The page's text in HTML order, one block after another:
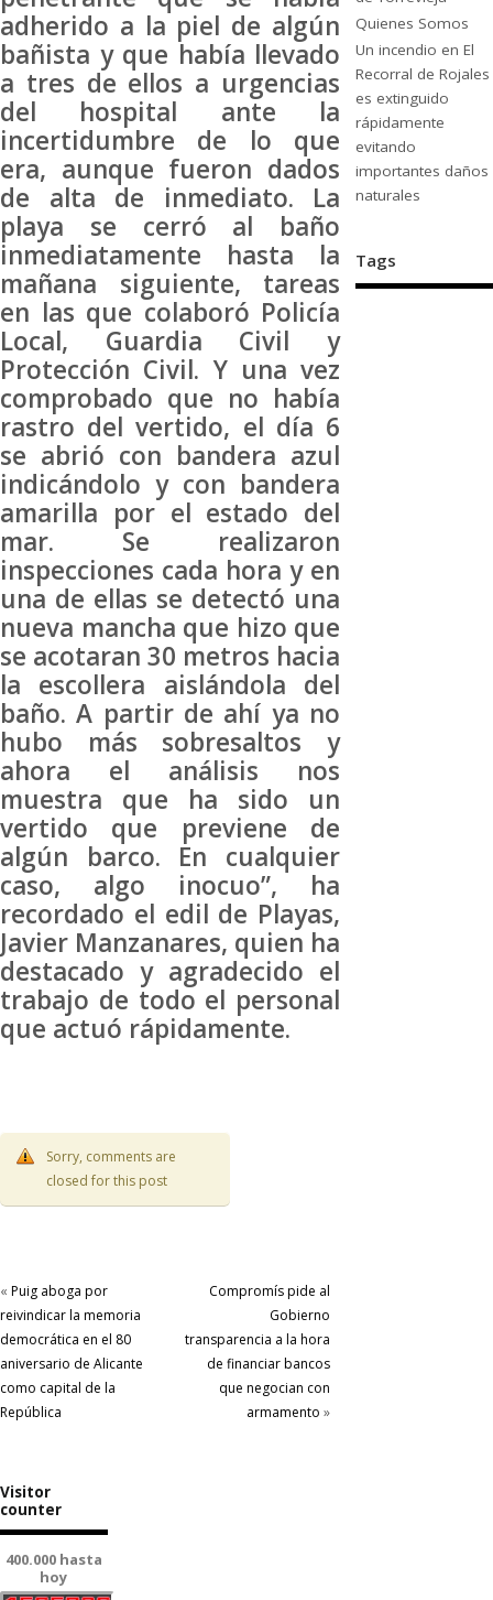
adherido a la piel de algún
bañista y que había llevado
a tres de ellos a urgencias
del hospital ante la
incertidumbre de lo que
era, aunque fueron dados
de alta de inmediato. La
playa se cerró al baño
inmediatamente hasta la
mañana siguiente, tareas
en las que colaboró Policía
Local, Guardia Civil y
Protección Civil. Y una vez
comprobado que no había
rastro del vertido, el día 6
se abrió con bandera azul
indicándolo y con bandera
amarilla por el estado del
mar. Se realizaron
inspecciones cada hora y en
una de ellas se detectó una
nueva mancha que hizo que
se acotaran 30 metros hacia
la escollera aislándola del
baño. A partir de ahí ya no
hubo más sobresaltos y
ahora el análisis nos
muestra que ha sido un
vertido que previene de
algún barco. En cualquier
caso, algo inocuo”, ha
recordado el edil de Playas,
Javier Manzanares, quien ha
destacado y agradecido el
trabajo de todo el personal
que actuó rápidamente.
Sorry, comments are
closed for this post
« Puig aboga por
reivindicar la memoria
democrática en el 80
aniversario de Alicante
como capital de la
República
Compromís pide al
Gobierno
transparencia a la hora
de financiar bancos
que negocian con
armamento »
Quienes Somos
Un incendio en El
Recorral de Rojales
es extinguido
rápidamente
evitando
importantes daños
naturales
Tags
Visitor
counter
400.000 hasta
hoy